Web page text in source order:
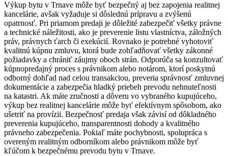
Výkup bytu v Trnave môže byť bezpečný aj bez zapojenia realitnej
kancelárie, avšak vyžaduje si dôslednú prípravu a zvýšenú
opatrnosť. Pri priamom predaji je dôležité zabezpečiť všetky právne
a technické náležitosti, ako je preverenie listu vlastníctva, záložných
práv, právnych ťarch či exekúcií. Rovnako je potrebné vyhotoviť
kvalitnú kúpnu zmluvu, ktorá bude zohľadňovať všetky zákonné
požiadavky a chrániť záujmy oboch strán. Odporúča sa konzultovať
kúpnopredajný proces s právnikom alebo notárom, ktorí poskytnú
odborný dohľad nad celou transakciou, preveria správnosť zmluvnej
dokumentácie a zabezpečia hladký priebeh prevodu nehnuteľnosti
na katastri. Ak máte zručnosti a dôveru vo vybraného kupujúceho,
výkup bez realitnej kancelárie môže byť efektívnym spôsobom, ako
ušetriť na provízii. Bezpečnosť predaja však závisí od dôkladného
preverenia kupujúceho, transparentnosti dohody a kvalitného
právneho zabezpečenia. Pokiaľ máte pochybnosti, spolupráca s
overeným realitným odborníkom alebo právnikom môže byť
kľúčom k bezpečnému prevodu bytu v Trnave.